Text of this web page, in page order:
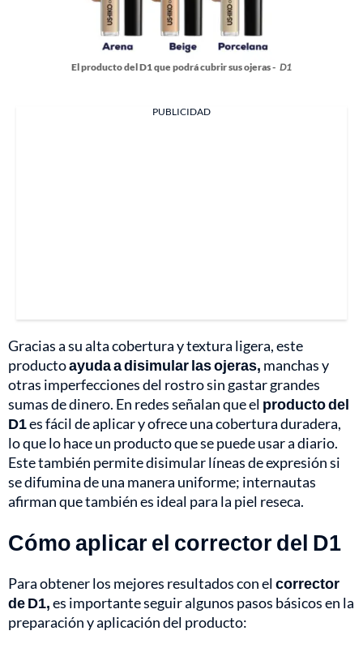
El producto del D1 que podrá cubrir sus ojeras - D1
PUBLICIDAD
Gracias a su alta cobertura y textura ligera, este
productoayuda a disimular las ojeras, manchas y
otras imperfecciones del rostro sin gastar grandes
sumas de dinero. En redes señalan que el producto del
D1es fácil de aplicar y ofrece una cobertura duradera,
lo que lo hace un producto que se puede usar a diario.
Este también permite disimular líneas de expresión si
se difumina de una manera uniforme; internautas
afirman que también es ideal para la piel reseca.
Cómo aplicar el corrector del D1
Para obtener los mejores resultados con elcorrector
de D1,es importante seguir algunos pasos básicos en la
preparación y aplicación del producto: